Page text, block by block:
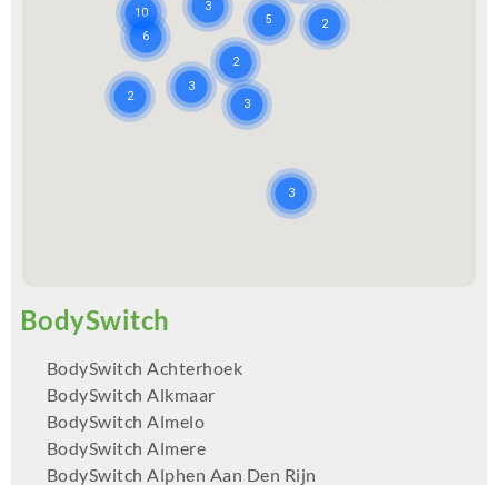
BodySwitch Achterhoek
BodySwitch Alkmaar
BodySwitch Almelo
BodySwitch Almere
BodySwitch Alphen Aan Den Rijn